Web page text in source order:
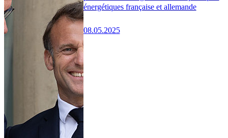
énergétiques française et allemande
08.05.2025